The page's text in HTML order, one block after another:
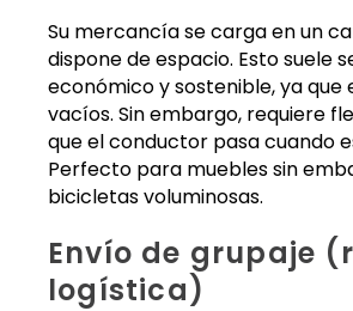
Su mercancía se carga en un
dispone de espacio. Esto suele
económico y sostenible, ya que
vacíos. Sin embargo, requiere
que el conductor pasa cuando
Perfecto para muebles sin
bicicletas voluminosas.
Envío de grupaje
logística)